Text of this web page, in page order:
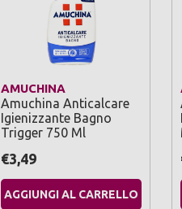
AMUCHINA
Amuchina Anticalcare
Igienizzante Bagno
Trigger 750 Ml
€3,49
AGGIUNGI AL CARRELLO